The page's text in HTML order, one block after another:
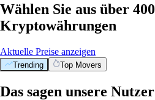
Wählen Sie aus über 400
Kryptowährungen
Aktuelle Preise anzeigen
Trending Top Movers
Das sagen unsere Nutzer